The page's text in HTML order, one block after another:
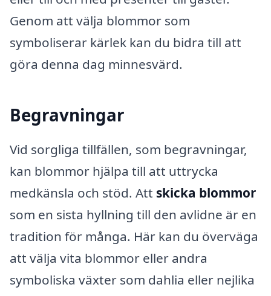
Genom att välja blommor som
symboliserar kärlek kan du bidra till att
göra denna dag minnesvärd.
Begravningar
Vid sorgliga tillfällen, som begravningar,
kan blommor hjälpa till att uttrycka
medkänsla och stöd. Att skicka blommor
som en sista hyllning till den avlidne är en
tradition för många. Här kan du överväga
att välja vita blommor eller andra
symboliska växter som dahlia eller nejlika